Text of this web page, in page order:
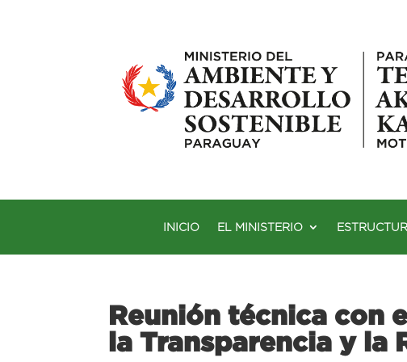
INICIO EL MINISTERIO
Reunión técnica con
la Transparencia y la